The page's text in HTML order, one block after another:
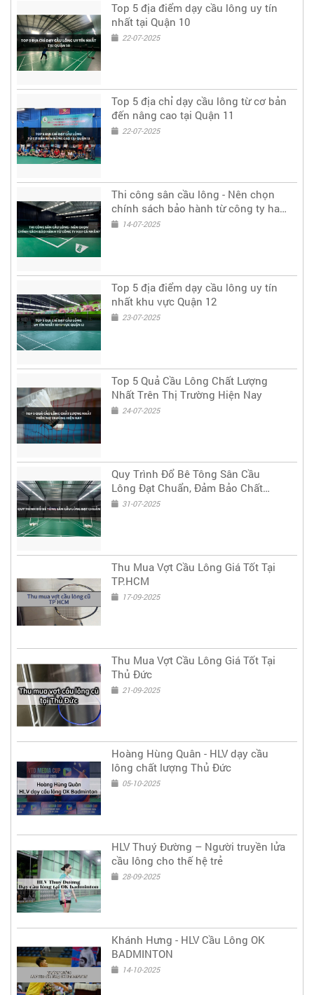
Top 5 địa điểm dạy cầu lông uy tín
nhất tại Quận 10
22-07-2025
Top 5 địa chỉ dạy cầu lông từ cơ bản
đến nâng cao tại Quận 11
22-07-2025
Thi công sân cầu lông - Nên chọn
chính sách bảo hành từ công ty hay
cá nhân?
14-07-2025
Top 5 địa điểm dạy cầu lông uy tín
nhất khu vực Quận 12
23-07-2025
Top 5 Quả Cầu Lông Chất Lượng
Nhất Trên Thị Trường Hiện Nay
24-07-2025
Quy Trình Đổ Bê Tông Sân Cầu
Lông Đạt Chuẩn, Đảm Bảo Chất
Lượng & Độ Bền Lâu Dài
31-07-2025
Thu Mua Vợt Cầu Lông Giá Tốt Tại
TP.HCM
17-09-2025
Thu Mua Vợt Cầu Lông Giá Tốt Tại
Thủ Đức
21-09-2025
Hoàng Hùng Quân - HLV dạy cầu
lông chất lượng Thủ Đức
05-10-2025
HLV Thuý Đường – Người truyền lửa
cầu lông cho thế hệ trẻ
28-09-2025
Khánh Hưng - HLV Cầu Lông OK
BADMINTON
14-10-2025